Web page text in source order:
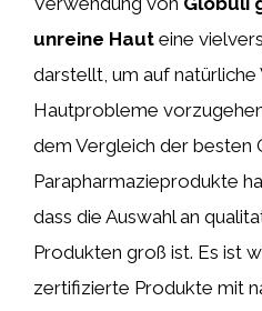
unreine Haut eine
darstellt, um auf natürliche
Hautprobleme
dem Vergleich der besten
Parapharmazieprodukte
dass die Auswahl an
Produkten groß ist. Es ist
zertifizierte Produkte mit